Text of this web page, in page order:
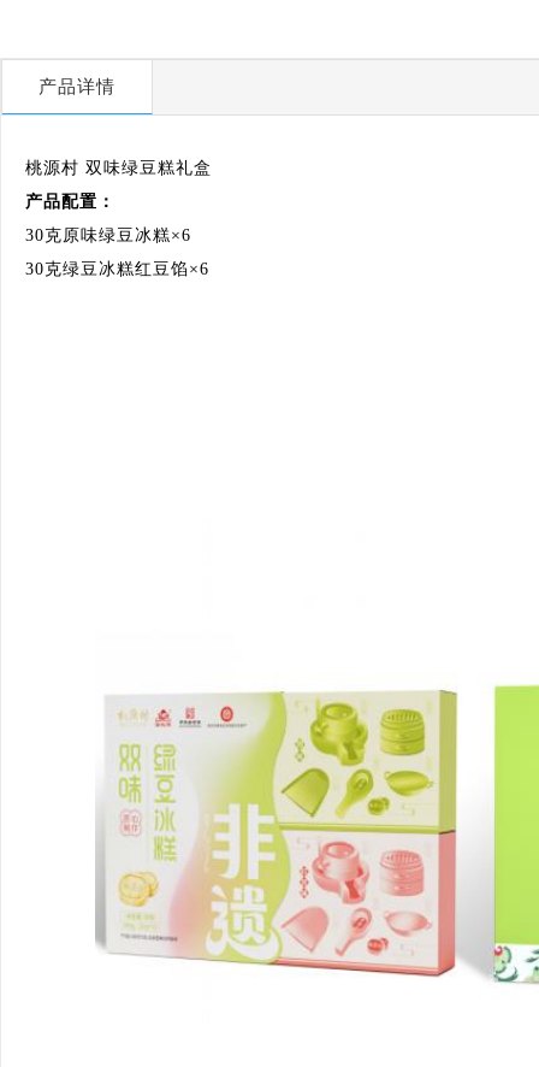
产品详情
桃源村 双味绿豆糕礼盒
产品配置：
30克原味绿豆冰糕×6
30克绿豆冰糕红豆馅×6